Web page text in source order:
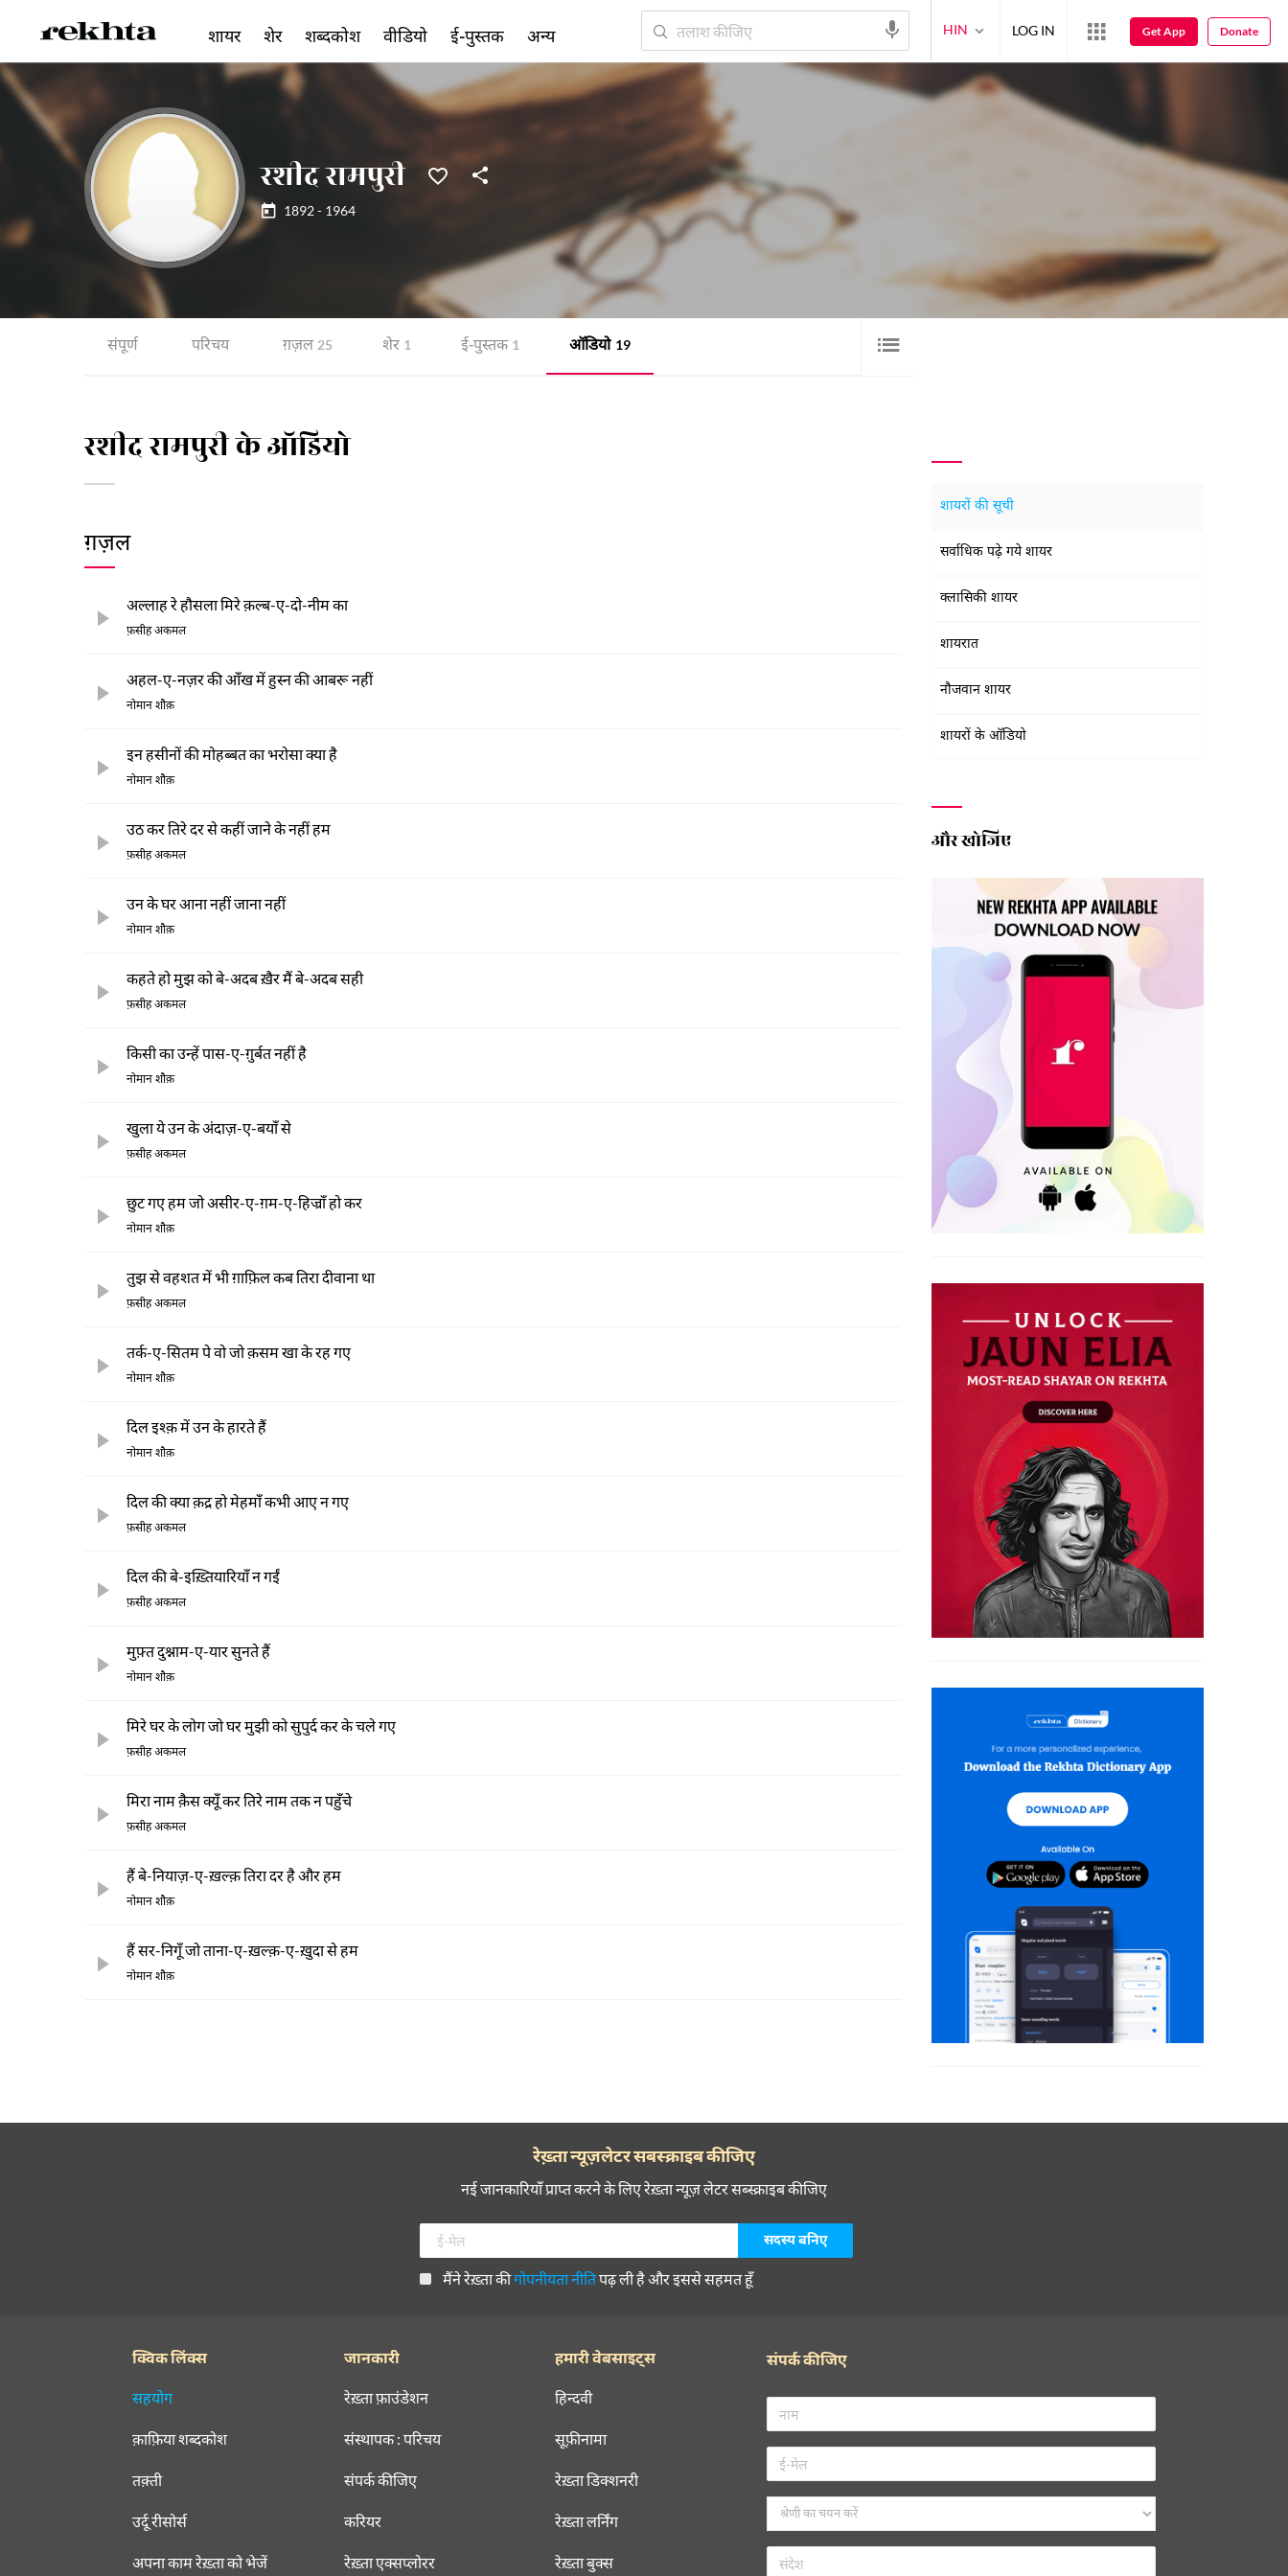
रशीद रामपुरी
1892 - 1964
संपूर्ण परिचय ग़ज़ल 25 शेर 1 ई-पुस्तक 1 ऑडियो 19
रशीद रामपुरी के ऑडियो
ग़ज़ल
अल्लाह रे हौसला मिरे क़ल्ब-ए-दो-नीम का
फ़सीह अकमल
अहल-ए-नज़र की आँख में हुस्न की आबरू नहीं
नोमान शौक़
इन हसीनों की मोहब्बत का भरोसा क्या है
नोमान शौक़
उठ कर तिरे दर से कहीं जाने के नहीं हम
फ़सीह अकमल
उन के घर आना नहीं जाना नहीं
नोमान शौक़
कहते हो मुझ को बे-अदब ख़ैर मैं बे-अदब सही
फ़सीह अकमल
किसी का उन्हें पास-ए-ग़ुर्बत नहीं है
नोमान शौक़
खुला ये उन के अंदाज़-ए-बयाँ से
फ़सीह अकमल
छुट गए हम जो असीर-ए-ग़म-ए-हिज्राँ हो कर
नोमान शौक़
तुझ से वहशत में भी ग़ाफ़िल कब तिरा दीवाना था
फ़सीह अकमल
तर्क-ए-सितम पे वो जो क़सम खा के रह गए
नोमान शौक़
दिल इश्क़ में उन के हारते हैं
नोमान शौक़
दिल की क्या क़द्र हो मेहमाँ कभी आए न गए
फ़सीह अकमल
दिल की बे-इख़्तियारियाँ न गईं
फ़सीह अकमल
मुफ़्त दुश्नाम-ए-यार सुनते हैं
नोमान शौक़
मिरे घर के लोग जो घर मुझी को सुपुर्द कर के चले गए
फ़सीह अकमल
मिरा नाम क़ैस क्यूँ कर तिरे नाम तक न पहुँचे
फ़सीह अकमल
हैं बे-नियाज़-ए-ख़ल्क़ तिरा दर है और हम
नोमान शौक़
हैं सर-निगूँ जो ताना-ए-ख़ल्क़-ए-ख़ुदा से हम
नोमान शौक़
शायरों की सूची
सर्वाधिक पढ़े गये शायर
क्लासिकी शायर
शायरात
नौजवान शायर
शायरों के ऑडियो
और खोजिए
शायर शेर शब्दकोश वीडियो ई-पुस्तक अन्य HIN LOG IN Get App Donate
रेख़्ता न्यूज़लेटर सबस्क्राइब कीजिए
नई जानकारियाँ प्राप्त करने के लिए रेख़्ता न्यूज़ लेटर सब्स्क्राइब कीजिए
मैंने रेख़्ता कीगोपनीयता नीतिपढ़ ली है और इससे सहमत हूँ
क्विक लिंक्स
सहयोग
क़ाफ़िया शब्दकोश
तक़्ती
उर्दू रीसोर्स
अपना काम रेख़्ता को भेजें
जानकारी
रेख़्ता फ़ाउंडेशन
संस्थापक : परिचय
संपर्क कीजिए
करियर
रेख़्ता एक्सप्लोरर
हमारी वेबसाइट्स
हिन्दवी
सूफ़ीनामा
रेख़्ता डिक्शनरी
रेख़्ता लर्निंग
रेख़्ता बुक्स
संपर्क कीजिए